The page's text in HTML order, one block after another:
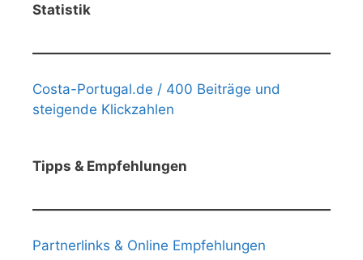
Statistik
Costa-Portugal.de / 400 Beiträge und
steigende Klickzahlen
Tipps & Empfehlungen
Partnerlinks & Online Empfehlungen